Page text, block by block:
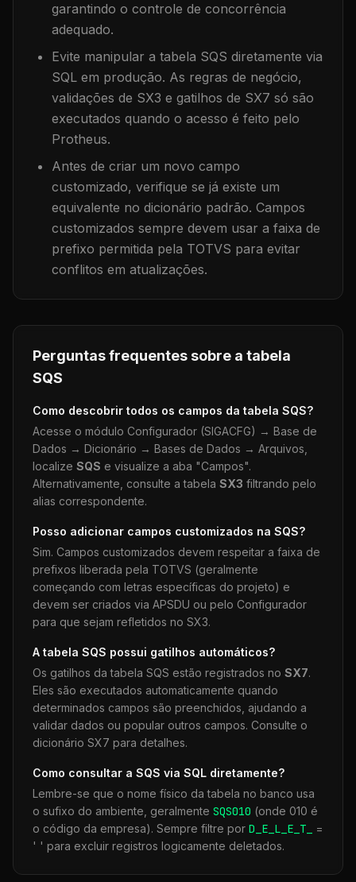
garantindo o controle de concorrência
adequado.
Evite manipular a tabela SQS diretamente via
SQL em produção. As regras de negócio,
validações de SX3 e gatilhos de SX7 só são
executados quando o acesso é feito pelo
Protheus.
Antes de criar um novo campo
customizado, verifique se já existe um
equivalente no dicionário padrão. Campos
customizados sempre devem usar a faixa de
prefixo permitida pela TOTVS para evitar
conflitos em atualizações.
Perguntas frequentes sobre a tabela
SQS
Como descobrir todos os campos da tabela SQS?
Acesse o módulo Configurador (SIGACFG) → Base de
Dados → Dicionário → Bases de Dados → Arquivos,
localize SQS e visualize a aba "Campos".
Alternativamente, consulte a tabela SX3 filtrando pelo
alias correspondente.
Posso adicionar campos customizados na SQS?
Sim. Campos customizados devem respeitar a faixa de
prefixos liberada pela TOTVS (geralmente
começando com letras específicas do projeto) e
devem ser criados via APSDU ou pelo Configurador
para que sejam refletidos no SX3.
A tabela SQS possui gatilhos automáticos?
Os gatilhos da tabela SQS estão registrados no SX7.
Eles são executados automaticamente quando
determinados campos são preenchidos, ajudando a
validar dados ou popular outros campos. Consulte o
dicionário SX7 para detalhes.
Como consultar a SQS via SQL diretamente?
Lembre-se que o nome físico da tabela no banco usa
o sufixo do ambiente, geralmente SQS010 (onde 010 é
o código da empresa). Sempre filtre por D_E_L_E_T_
=
' ' para excluir registros logicamente deletados.